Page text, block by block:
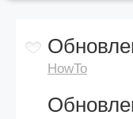
HowTo